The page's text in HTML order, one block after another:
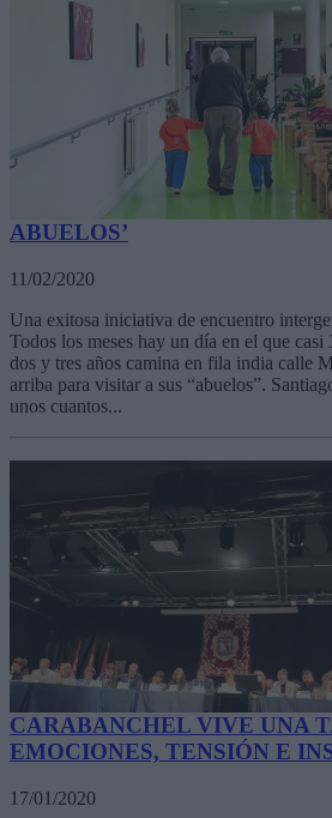
ABUELOS’
11/02/2020
Una exitosa iniciativa de encuentro
Todos los meses hay un día en el que
dos y tres años camina en fila india calle
arriba para visitar a sus “abuelos”.
unos cuantos...
CARABANCHEL VIVE UNA
EMOCIONES, TENSIÓN E
17/01/2020